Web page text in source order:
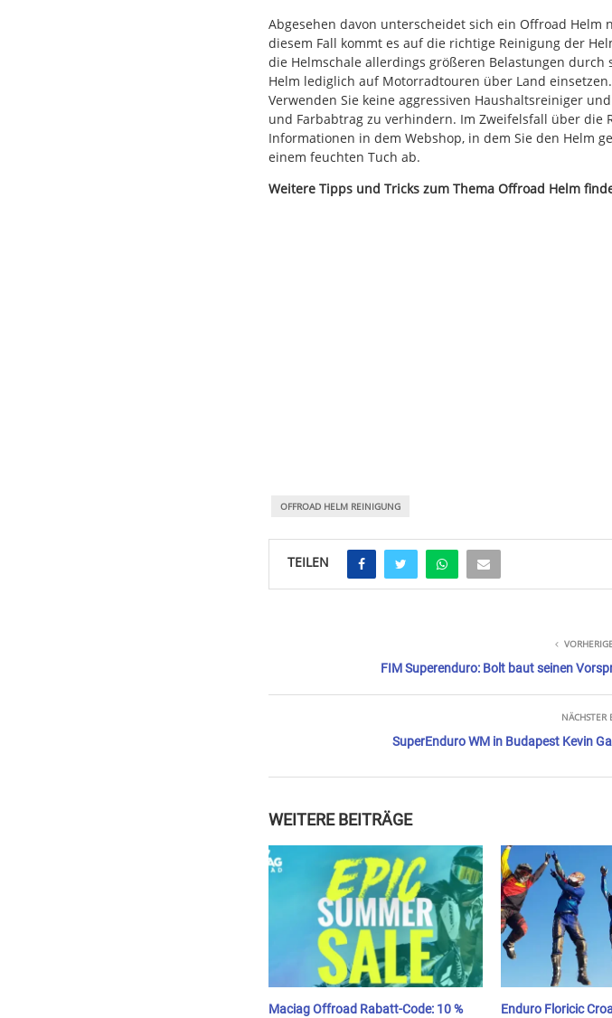
Abgesehen davon unterscheidet sich ein Offroad
diesem Fall kommt es auf die richtige Reinigung der
die Helmschale allerdings größeren Belastungen durch
Helm lediglich auf Motorradtouren über Land einsetzen.
Verwenden Sie keine aggressiven Haushaltsreiniger
und Farbabtrag zu verhindern. Im Zweifelsfall über die
Informationen in dem Webshop, in dem Sie den Helm
einem feuchten Tuch ab.
Weitere Tipps und Tricks zum Thema Offroad Helm
OFFROAD HELM REINIGUNG
TEILEN
FIM Superenduro: Bolt baut seinen
NÄCHSTER
SuperEnduro WM in Budapest Kevin
WEITERE BEITRÄGE
Maciag Offroad Rabatt-Code: 10 % Enduro Floricic